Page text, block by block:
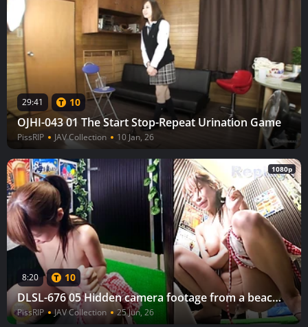
29:41 10
OJHI-043 01 The Start Stop-Repeat Urination Game
PissRIP JAV Collection 10 Jan, 26
1080p
8:20 10
DLSL-676 05 Hidden camera footage from a beach house: Running into the toilet and urinating naked (4)
PissRIP JAV Collection 25 Jun, 26